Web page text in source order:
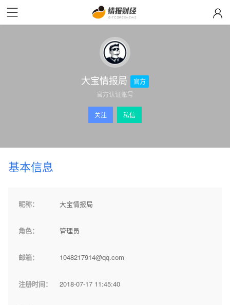
大宝情报局
官方
官方认证账号
关注 私信
基本信息
昵称： 大宝情报局
角色： 管理员
邮箱： 1048217914@qq.com
注册时间： 2018-07-17 11:45:40